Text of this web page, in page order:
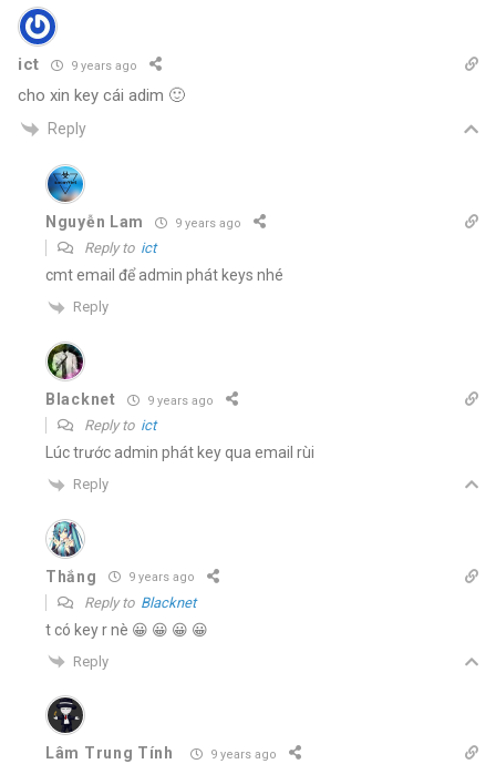
ict 9 years ago
cho xin key cái adim 🙂
Reply
Nguyễn Lam 9 years ago
Reply to ict
cmt email để admin phát keys nhé
Reply
Blacknet 9 years ago
Reply to ict
Lúc trước admin phát key qua email rùi
Reply
Thắng 9 years ago
Reply to Blacknet
t có key r nè 😀 😀 😀 😀
Reply
Lâm Trung Tính 9 years ago